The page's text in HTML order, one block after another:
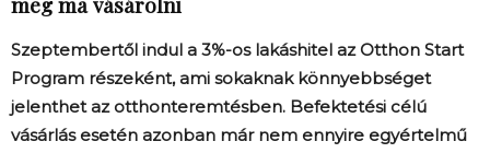
Szeptembertől indul a 3%-os lakáshitel az Otthon Start
Program részeként, ami sokaknak könnyebbséget
jelenthet az otthonteremtésben. Befektetési célú
vásárlás esetén azonban már nem ennyire egyértelmű